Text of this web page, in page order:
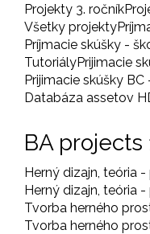
Projekty 3. ročník
Všetky projekty
Príjmacie skúšky -
TutoriályPrijimacie
Prijimacie skúšky
Databáza assetov
BA projects
Herný dizajn, teória -
Herný dizajn, teória -
Tvorba herného
Tvorba herného